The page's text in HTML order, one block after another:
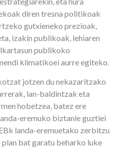
diren tresna politikoak
gutxieneko prezioak,
izakin publikoak, lehiaren
publikoko
klimatikoei aurre egiteko.
jotzen du nekazaritzako
lan-baldintzak eta
hobetzea, batez ere
eremuko biztanle guztiei
landa-eremuetako zerbitzu
bat garatu beharko luke